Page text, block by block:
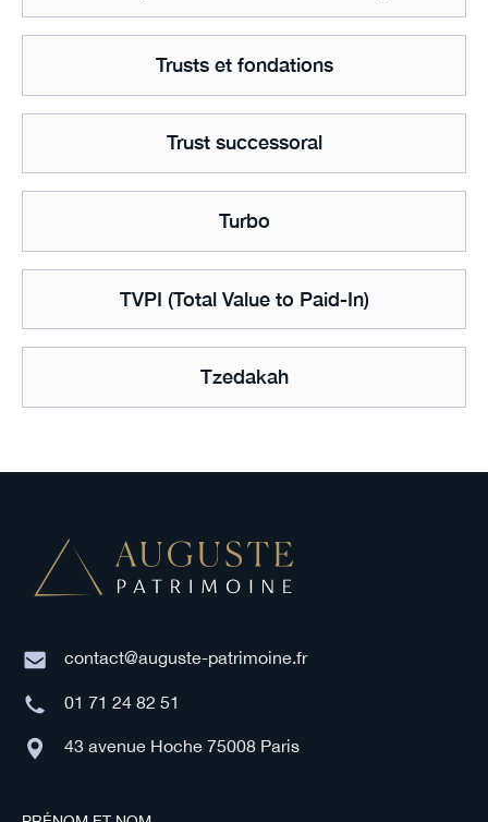
Trusts et fondations
Trust successoral
Turbo
TVPI (Total Value to Paid-In)
Tzedakah
contact@auguste-patrimoine.fr
01 71 24 82 51
43 avenue Hoche 75008 Paris